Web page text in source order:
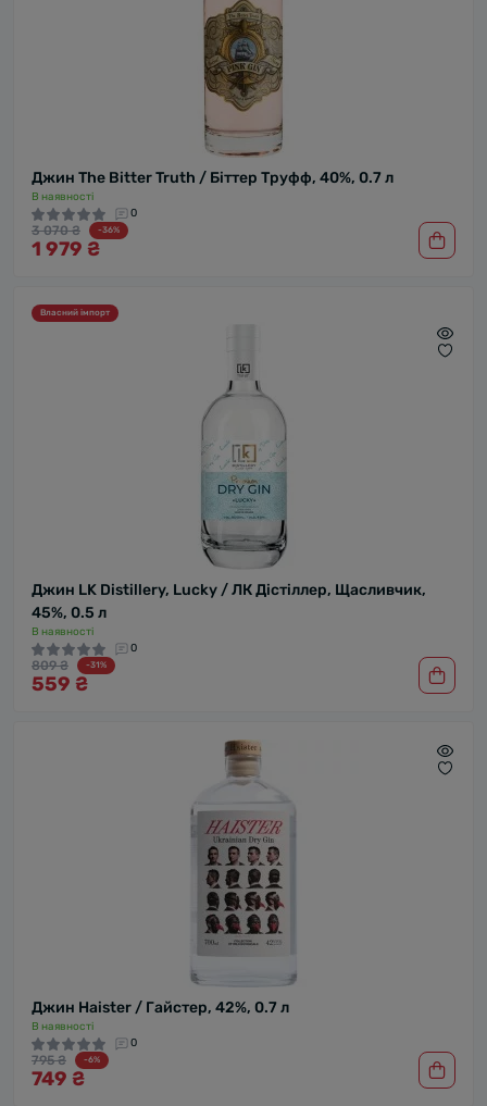
Джин The Bitter Truth / Біттер Труфф, 40%, 0.7 л
В наявності
0
3 070 ₴ -36%
1 979 ₴
Власний імпорт
Джин LK Distillery, Lucky / ЛК Дістіллер, Щасливчик,
45%, 0.5 л
В наявності
0
809 ₴ -31%
559 ₴
Джин Haister / Гайстер, 42%, 0.7 л
В наявності
0
795 ₴ -6%
749 ₴